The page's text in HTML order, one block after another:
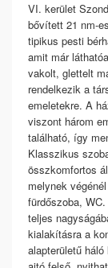
VI. kerület
bővített 21 nm-
tipikus pesti
amit már
vakolt, glettelt
rendelkezik a
emeletekre. A
viszont három
található, így
Klasszikus
összkomfortos
melynek
fürdőszoba,
teljes
kialakításra a
alapterületű